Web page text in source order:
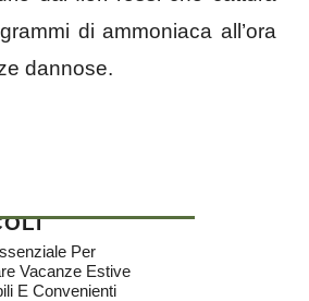
di ammoniaca all’ora
dannose.
Per
Vacanze Estive
E Convenienti